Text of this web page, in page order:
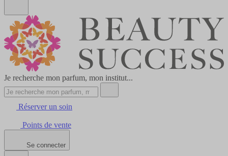
Je recherche mon parfum, mon institut...
Réserver un soin
Points de vente
Se connecter